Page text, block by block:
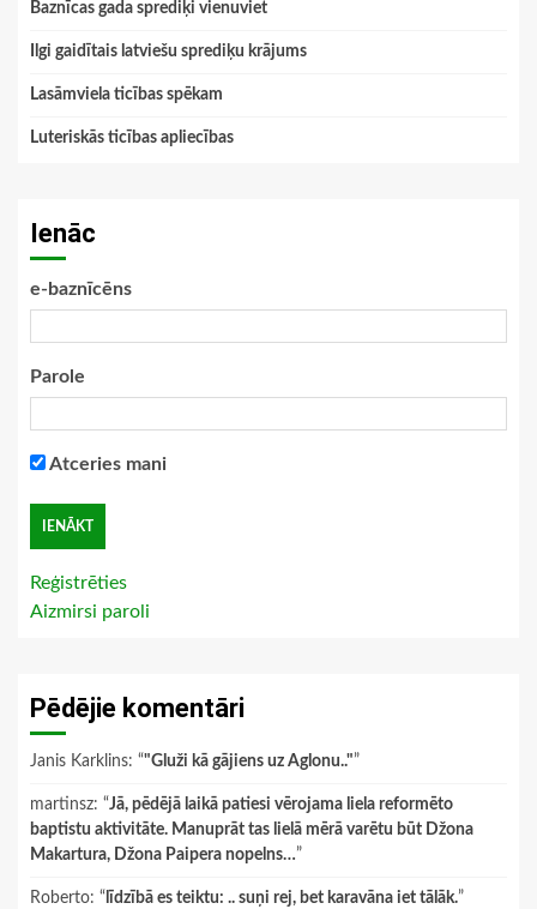
Baznīcas gada sprediķi vienuviet
Ilgi gaidītais latviešu sprediķu krājums
Lasāmviela ticības spēkam
Luteriskās ticības apliecības
Ienāc
e-baznīcēns
Parole
Atceries mani
Reģistrēties
Aizmirsi paroli
Pēdējie komentāri
Janis Karklins: “"Gluži kā gājiens uz Aglonu.."”
martinsz: “Jā, pēdējā laikā patiesi vērojama liela reformēto
baptistu aktivitāte. Manuprāt tas lielā mērā varētu būt Džona
Makartura, Džona Paipera nopelns…”
Roberto: “ līdzībā es teiktu: .. suņi rej, bet karavāna iet tālāk.”